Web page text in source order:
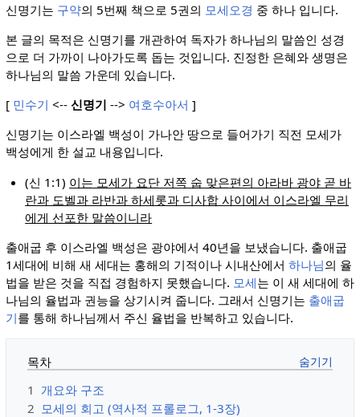
신명기는 구약의 5번째 책으로 5권의 모세오경 중 하나 입니다.
본 글의 목적은 신명기를 개관하여 독자가 하나님의 말씀인 성경
으로 더 가까이 나아가도록 돕는 것입니다. 진정한 은혜와 생명은
하나님의 말씀 가운데 있습니다.
[ 민수기 <-- 신명기 --> 여호수아서 ]
신명기는 이스라엘 백성이 가나안 땅으로 들어가기 직전 모세가
백성에게 한 설교 내용입니다.
(신 1:1) 이는 모세가 요단 저쪽 숩 맞은편의 아라바 광야 곧 바
란과 도벨과 라반과 하세롯과 디사합 사이에서 이스라엘 무리
에게 선포한 말씀이니라
출애굽 후 이스라엘 백성은 광야에서 40년을 보냈습니다. 출애굽
1세대에 비해 새 세대는 홍해의 기적이나 시내산에서 하나님의 율
법을 받은 것을 직접 경험하지 못했습니다. 모세는 이 새 세대에 하
나님의 율법과 권능을 상기시켜 줍니다. 그래서 신명기는 출애굽
기를 통해 하나님께서 주신 율법을 반복하고 있습니다.
목차
1 개요와 구조
2 모세의 회고 (역사적 프롤로그, 1-3장)